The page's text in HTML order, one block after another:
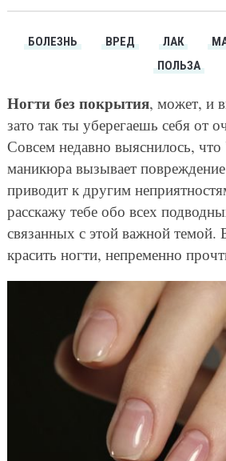
БОЛЕЗНЬ ВРЕД ЛАК
ПОЛЬЗА
Ногти без покрытия, может, и
зато так ты уберегаешь себя от
Совсем недавно выяснилось,
маникюра вызывает
приводит к другим
расскажу тебе обо всех
связанных с этой важной темой.
красить ногти, непременно